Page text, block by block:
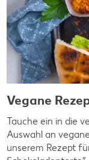
Vegane
Tauche ein in die
Auswahl an
unserem Rezept